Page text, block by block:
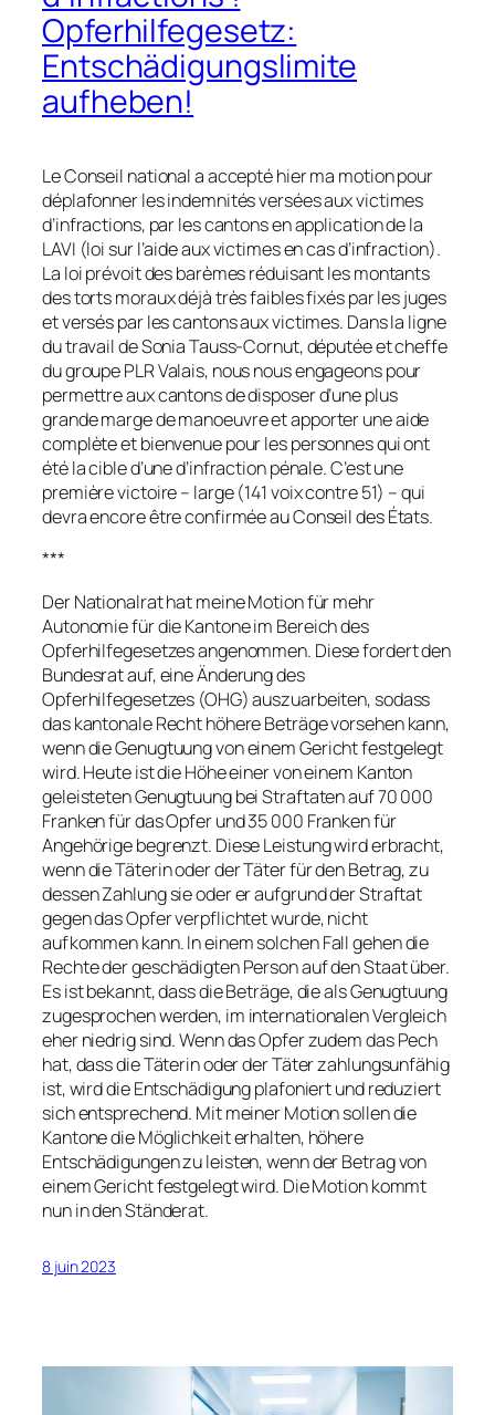
Opferhilfegesetz:
Entschädigungslimite
aufheben!
Le Conseil national a accepté hier ma motion pour
déplafonner les indemnités versées aux victimes
d’infractions, par les cantons en application de la
LAVI (loi sur l’aide aux victimes en cas d’infraction).
La loi prévoit des barèmes réduisant les montants
des torts moraux déjà très faibles fixés par les juges
et versés par les cantons aux victimes. Dans la ligne
du travail de Sonia Tauss-Cornut, députée et cheffe
du groupe PLR Valais, nous nous engageons pour
permettre aux cantons de disposer d’une plus
grande marge de manoeuvre et apporter une aide
complète et bienvenue pour les personnes qui ont
été la cible d’une d’infraction pénale. C’est une
première victoire – large (141 voix contre 51) – qui
devra encore être confirmée au Conseil des États.
***
Der Nationalrat hat meine Motion für mehr
Autonomie für die Kantone im Bereich des
Opferhilfegesetzes angenommen. Diese fordert den
Bundesrat auf, eine Änderung des
Opferhilfegesetzes (OHG) auszuarbeiten, sodass
das kantonale Recht höhere Beträge vorsehen kann,
wenn die Genugtuung von einem Gericht festgelegt
wird. Heute ist die Höhe einer von einem Kanton
geleisteten Genugtuung bei Straftaten auf 70 000
Franken für das Opfer und 35 000 Franken für
Angehörige begrenzt. Diese Leistung wird erbracht,
wenn die Täterin oder der Täter für den Betrag, zu
dessen Zahlung sie oder er aufgrund der Straftat
gegen das Opfer verpflichtet wurde, nicht
aufkommen kann. In einem solchen Fall gehen die
Rechte der geschädigten Person auf den Staat über.
Es ist bekannt, dass die Beträge, die als Genugtuung
zugesprochen werden, im internationalen Vergleich
eher niedrig sind. Wenn das Opfer zudem das Pech
hat, dass die Täterin oder der Täter zahlungsunfähig
ist, wird die Entschädigung plafoniert und reduziert
sich entsprechend. Mit meiner Motion sollen die
Kantone die Möglichkeit erhalten, höhere
Entschädigungen zu leisten, wenn der Betrag von
einem Gericht festgelegt wird. Die Motion kommt
nun in den Ständerat.
8 juin 2023